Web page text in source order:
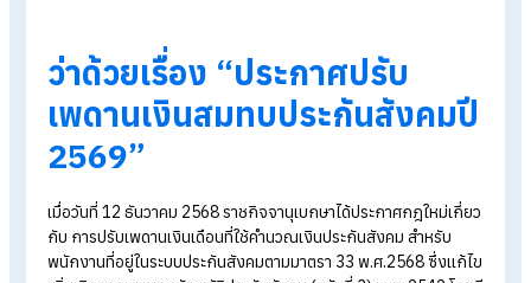
> แจก!ตัวอย่างแบบฟอร์มแจ้งพนักงานปรับเพดานประกันสังคม
สำหรับHR
สรุปประกาศปรับเพดานเงินสมทบประกันสังคมปี
2569 ตามกฎหมายล่าสุด พร้อมแจกตัวอย่างแบบ
ฟอร์มแจ้งพนักงาน ใช้งานง่าย ช่วย HR สื่อสาร
ชัดเจน โปร่งใส ลดความสับสนในองค์กร